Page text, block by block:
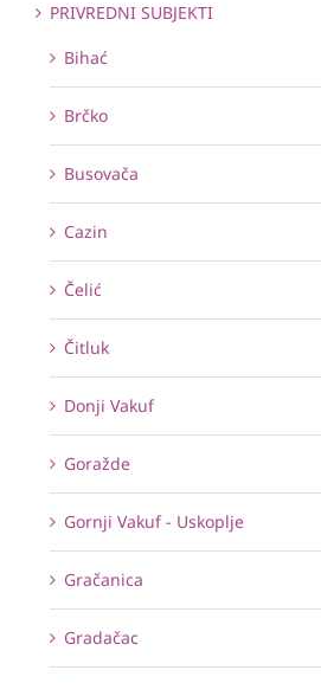
PRIVREDNI SUBJEKTI
Bihać
Brčko
Busovača
Cazin
Čelić
Čitluk
Donji Vakuf
Goražde
Gornji Vakuf - Uskoplje
Gračanica
Gradačac